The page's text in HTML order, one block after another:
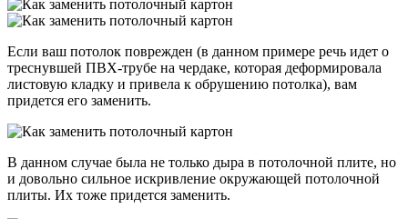
Если ваш потолок поврежден (в данном примере речь идет о
треснувшей ПВХ-трубе на чердаке, которая деформировала
листовую кладку и привела к обрушению потолка), вам
придется его заменить.
В данном случае была не только дыра в потолочной плите, но
и довольно сильное искривление окружающей потолочной
плиты. Их тоже придется заменить.